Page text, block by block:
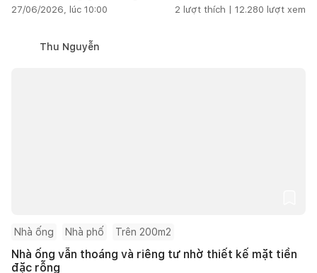
27/06/2026, lúc 10:00 2 lượt thích | 12.280 lượt xem
Thu Nguyễn
Nhà ống Nhà phố Trên 200m2
Nhà ống vẫn thoáng và riêng tư nhờ thiết kế mặt tiền
đặc rỗng